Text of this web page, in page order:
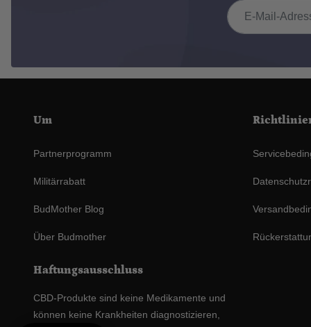
E-Mail-Adresse
Um
Partnerprogramm
Militärrabatt
BudMother Blog
Über Budmother
Haftungsausschluss
CBD-Produkte sind keine Medikamente und
können keine Krankheiten diagnostizieren,